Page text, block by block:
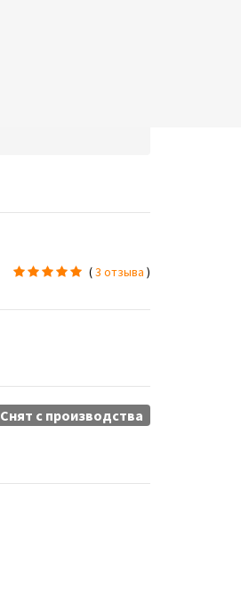
(3 отзыва )
Снят c производства